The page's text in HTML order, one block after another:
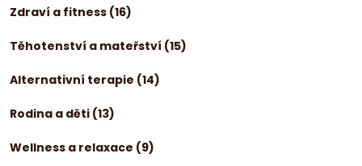
Zdraví a fitness (16)
Těhotenství a mateřství (15)
Alternativní terapie (14)
Rodina a děti (13)
Wellness a relaxace (9)